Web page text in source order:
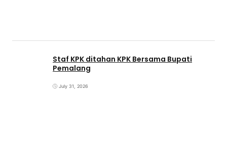
Staf KPK ditahan KPK Bersama Bupati
Pemalang
July 31, 2026